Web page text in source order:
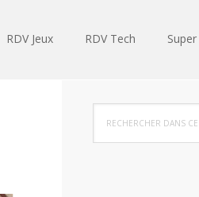
RDV Jeux RDV Tech
Barre
latérale
dans
ce